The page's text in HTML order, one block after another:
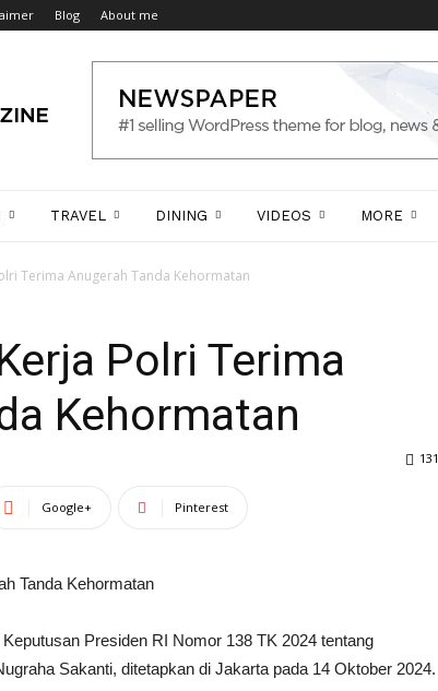
Blog About me
TRAVEL DINING VIDEOS MORE
Terima Anugerah Tanda Kehormatan
Polri Terima
Kehormatan
131
Google+ Pinterest
Tanda Kehormatan
Presiden RI Nomor 138 TK 2024 tentang
Sakanti, ditetapkan di Jakarta pada 14 Oktober 2024.